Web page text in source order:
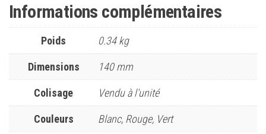
Informations complémentaires
Poids 0.34 kg
Dimensions 140 mm
Colisage Vendu à l'unité
Couleurs Blanc, Rouge, Vert